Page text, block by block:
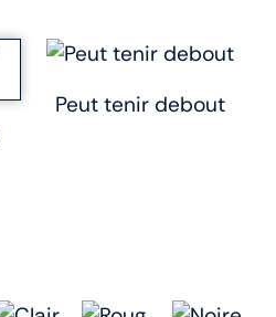
Peut tenir debout